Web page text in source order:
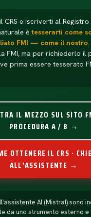
CRS e iscriverti al Registro
ètesserarti come
FMI — come il nostro
FMI, ma per richiederlo il
prima essere tesserato
IL MEZZO SUL SITO
PROCEDURA A / B →
OTTENERE IL CRS ·
ALL'ASSISTENTE →
AI (Mistral) sono
da uno strumento esterno e